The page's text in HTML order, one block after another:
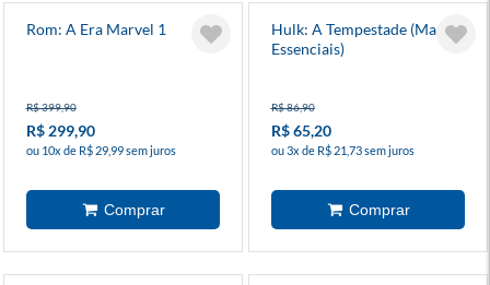
Rom: A Era Marvel 1
R$ 399,90
R$ 299,90
ou 10x de R$ 29,99 sem juros
Hulk: A Tempestade (Marvel
Essenciais)
R$ 86,90
R$ 65,20
ou 3x de R$ 21,73 sem juros